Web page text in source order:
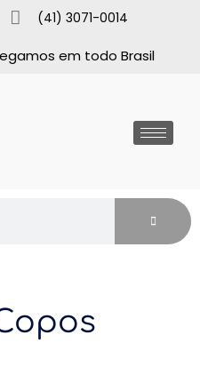
(41) 3071-0014
em todo Brasil